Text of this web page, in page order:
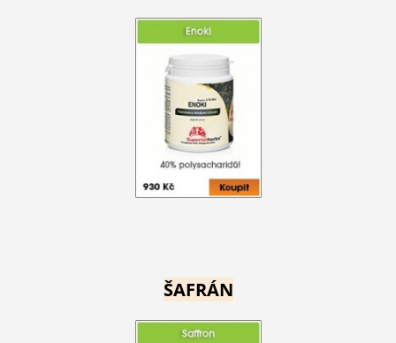
ŠAFRÁN